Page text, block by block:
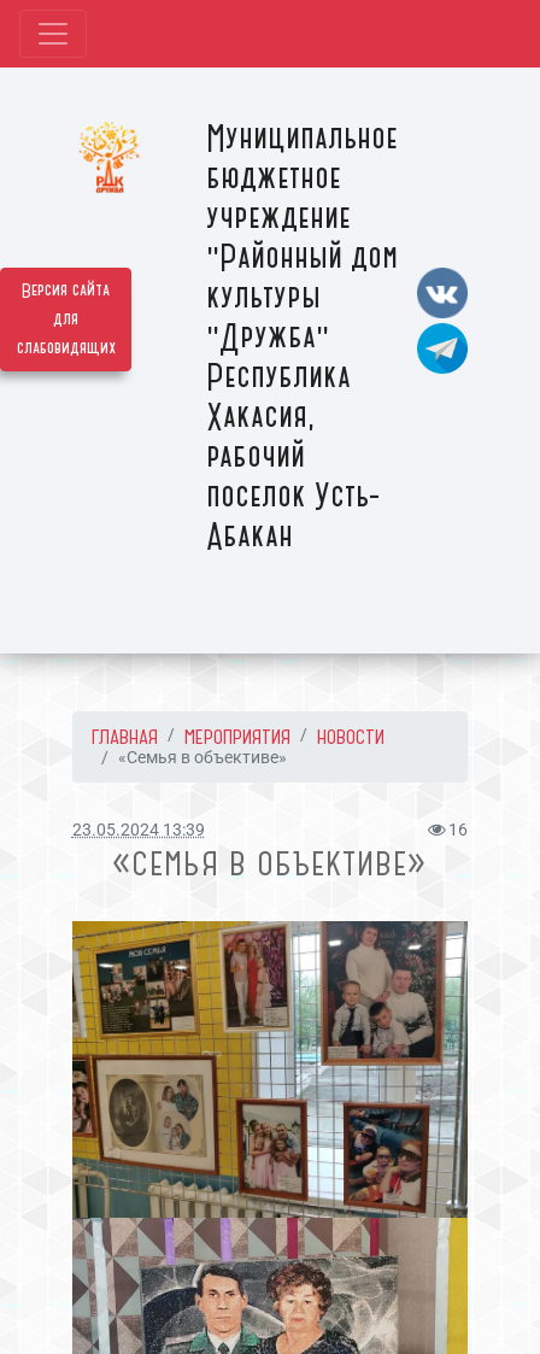
Версия сайта
для
слабовидящих
Муниципальное
бюджетное
учреждение
"Районный дом
культуры
"Дружба"
Республика
Хакасия,
рабочий
поселок Усть-
Абакан
ГЛАВНАЯ МЕРОПРИЯТИЯ НОВОСТИ
«Семья в объективе»
23.05.2024 13:39 16
«СЕМЬЯ В ОБЪЕКТИВЕ»